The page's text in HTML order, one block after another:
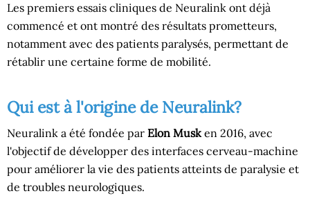
Les premiers essais cliniques de Neuralink ont déjà
commencé et ont montré des résultats prometteurs,
notamment avec des patients paralysés, permettant de
rétablir une certaine forme de mobilité.
Qui est à l'origine de Neuralink?
Neuralink a été fondée par Elon Musken 2016, avec
l'objectif de développer des interfaces cerveau-machine
pour améliorer la vie des patients atteints de paralysie et
de troubles neurologiques.